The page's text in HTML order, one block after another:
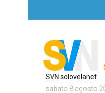
SVN solovelanet
sabato 8 agosto